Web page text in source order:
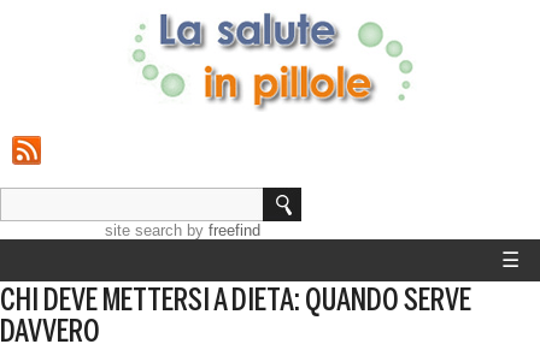
site search by freefind
☰
HOME
CHI DEVE METTERSI A DIETA: QUANDO SERVE
DAVVERO